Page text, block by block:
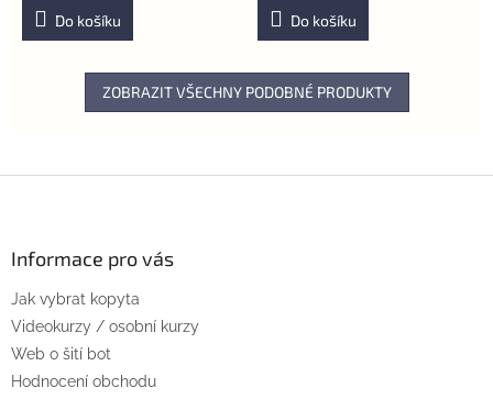
5,0
Do košíku
5,0
5
hvězdiček.
Do košíku
ZOBRAZIT VŠECHNY PODOBNÉ PRODUKTY
Informace pro vás
Jak vybrat kopyta
Videokurzy / osobní kurzy
Web o šití bot
Hodnocení obchodu